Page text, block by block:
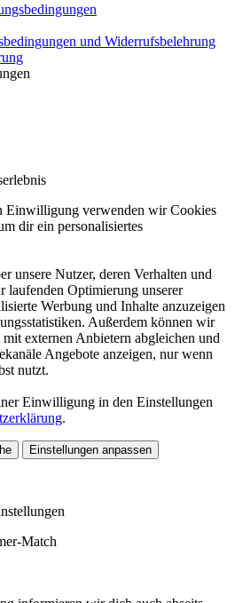
und Widerrufsbelehrung
Einwilligung verwenden wir Cookies
dir ein personalisiertes
unsere Nutzer, deren Verhalten und
laufenden Optimierung unserer
Werbung und Inhalte anzuzeigen
Außerdem können wir
externen Anbietern abgleichen und
Angebote anzeigen, nur wenn
nutzt.
Einwilligung in den Einstellungen
.
Einstellungen anpassen
Match